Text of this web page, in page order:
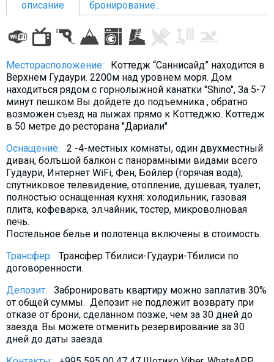
описание
бронирование...
Месторасположение:
Коттедж “Саннисайд” находится в
Верхнем Гудаури. 2200м над уровнем моря. Дом
находиться рядом с горнолыжной канатки "Shino", За 5-7
минут пешком Вы дойдете до подъемника , обратно
возможен съезд на лыжах прямо к Коттеджю. Коттедж
в 50 метре до ресторана "Дариали"
Оснащение:
2 -4-местных комнаты, один двухместный
диван, болъшой балкон с панорамными видами всего
Гудаури, Интернет WiFi, Фен, Бойлер (горячая вода),
спутниковое телевидение, отопление, душевая, туалет,
полностью оснащенная кухня: холодильник, газовая
плита, кофеварка, эл.чайник, тостер, микроволновая
печь.
Постельное белье и полотенца включены в стоимость.
Трансфер:
Трансфер Тбилиси-Гудаури-Тбилиси по
договоренности.
Депозит:
Забронировать квартиру можно заплатив 30%
от общей суммы. Депозит не подлежит возврату при
отказе от брони, сделанном позже, чем за 30 дней до
заезда. Вы можете отменить резервирование за 30
дней до даты заезда.
ПРОЖИВАНИЕ
Квартиры
Коттеджи
Отели
Горячие предложения
Долгосрочная аренда
Казбеги
Другое
Визы и Документы
Что пить?
Деньги
Мобильная связь
Галерея